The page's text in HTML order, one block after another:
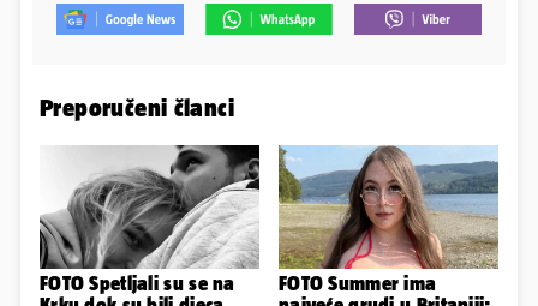
Preporučeni članci
FOTO Spetljali su se na
FOTO Summer ima